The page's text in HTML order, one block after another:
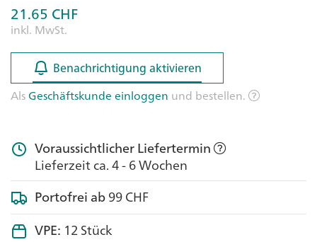
21.65 CHF
inkl. MwSt.
Benachrichtigung aktivieren
Benachrichtigung aktivieren
AlsGeschäftskunde einloggen und bestellen.
Voraussichtlicher Liefertermin
Lieferzeit ca. 4 - 6 Wochen
Portofrei ab99 CHF
VPE: 12 Stück